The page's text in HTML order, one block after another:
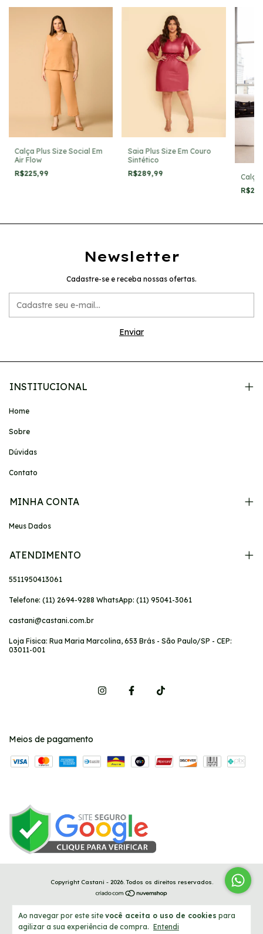
Ao navegar por este site você aceita o uso de cookies para
agilizar a sua experiência de compra. Entendi
Calça Plus Size Social Em
Air Flow
R$225,99
Saia Plus Size Em Couro
Sintético
R$289,99
Calça
Newsletter
Cadastre-se e receba nossas ofertas.
INSTITUCIONAL
Home
Sobre
Dúvidas
Contato
MINHA CONTA
Meus Dados
ATENDIMENTO
5511950413061
Telefone: (11) 2694-9288 WhatsApp: (11) 95041-3061
castani@castani.com.br
Loja Fisica: Rua Maria Marcolina, 653 Brás - São Paulo/SP - CEP:
03011-001
Meios de pagamento
Copyright Castani - 2026. Todos os direitos reservados.